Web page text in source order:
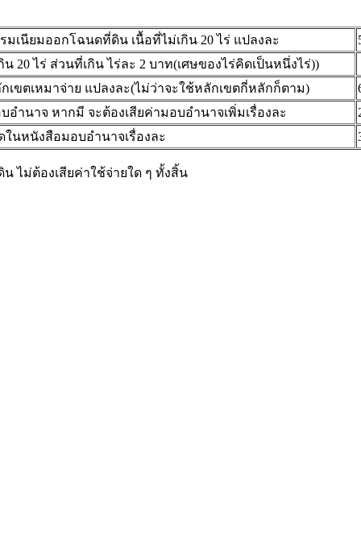
มเนียมออกโฉนดที่ดิน เนื้อที่ไม่เกิน 20 ไร่ แปลงละ
น 20 ไร่ ส่วนที่เกิน ไร่ละ 2 บาท(เศษของไร่คิดเป็นหนึ่งไร่))
เขตเหมาจ่าย แปลงละ(ไม่ว่าจะใช้หลักเขตกี่หลักก็ตาม)
อำนาจ หากมี จะต้องเสียค่ามอบอำนาจเพิ่มเรื่องละ
ในหนังสือมอบอำนาจเรื่องละ
ไม่ต้องเสียค่าใช้จ่ายใด ๆ ทั้งสิ้น